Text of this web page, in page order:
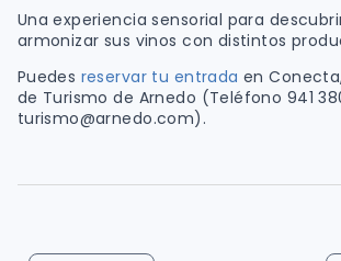
Una experiencia sensorial para
armonizar sus vinos con distintos
Puedes reservar tu entrada en
de Turismo de Arnedo (Teléfono 941
turismo@arnedo.com).